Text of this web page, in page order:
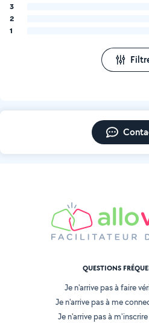
3
2
1
QUESTIONS
Je n'arrive pas à faire
Je n'arrive pas à me
Je n'arrive pas à